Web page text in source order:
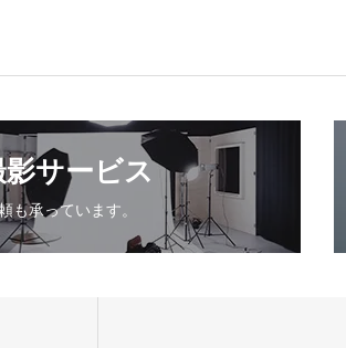
影サービス
も承っています。